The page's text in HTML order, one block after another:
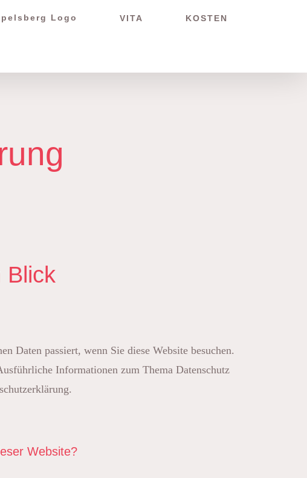
VITA KOSTEN
Blick
Daten passiert, wenn Sie diese Website besuchen.
Informationen zum Thema Datenschutz
Website?